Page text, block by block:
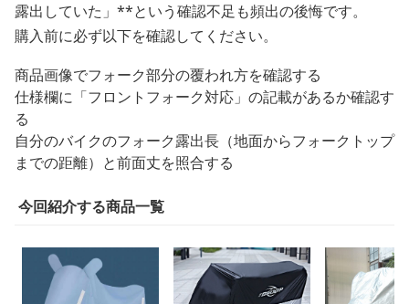
露出していた」**という確認不足も頻出の後悔です。
購入前に必ず以下を確認してください。
商品画像でフォーク部分の覆われ方を確認する
仕様欄に「フロントフォーク対応」の記載があるか確認す
る
自分のバイクのフォーク露出長（地面からフォークトップ
までの距離）と前面丈を照合する
今回紹介する商品一覧